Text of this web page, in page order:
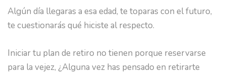
Algún día llegaras a esa edad, te toparas con el futuro,
te cuestionarás qué hiciste al respecto.
Iniciar tu plan de retiro no tienen porque reservarse
para la vejez, ¿Alguna vez has pensado en retirarte